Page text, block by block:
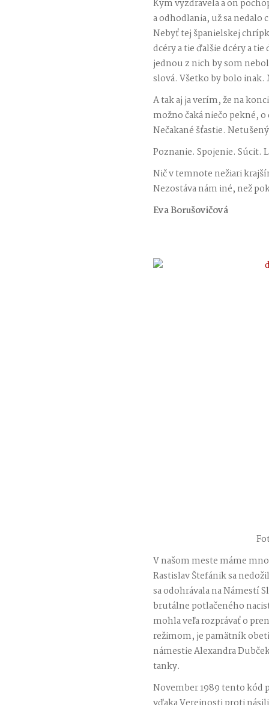
Kým vyzdravela a on
a odhodlania, už sa
Nebyť tej španielskej
dcéry a tie ďalšie dcéry a
jednou z nich by som
slová. Všetko by bolo
A tak aj ja verím, že na
možno čaká niečo pekné,
Nečakané šťastie.
Poznanie. Spojenie. Súcit.
Nič v temnote nežiari
Nezostáva nám iné, než
Eva Borušovičová
V našom meste máme
Rastislav Štefánik sa
sa odohrávala na Námestí
brutálne potlačeného
mohla veľa rozprávať o
režimom, je pamätník
námestie Alexandra
tanky.
November 1989 tento